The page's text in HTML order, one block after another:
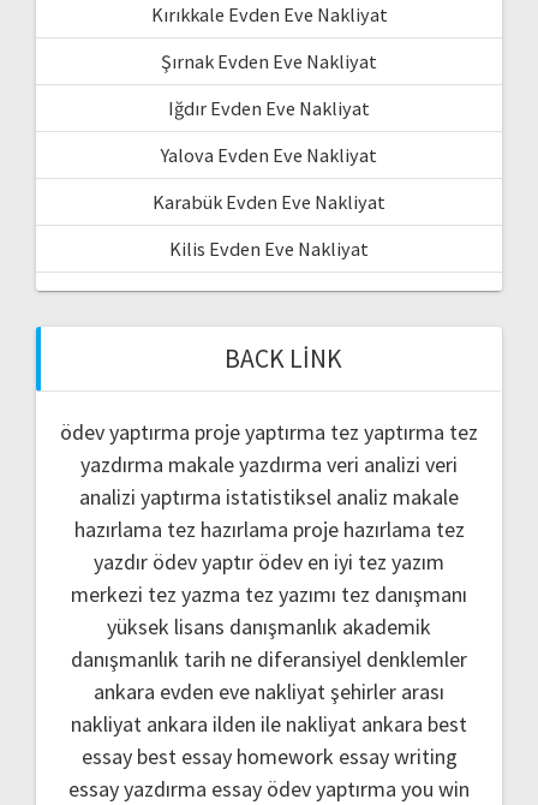
Kırıkkale Evden Eve Nakliyat
Şırnak Evden Eve Nakliyat
Iğdır Evden Eve Nakliyat
Yalova Evden Eve Nakliyat
Karabük Evden Eve Nakliyat
Kilis Evden Eve Nakliyat
BACK LINK
ödev yaptırma proje yaptırma tez yaptırma tez
yazdırma makale yazdırma veri analizi veri
analizi yaptırma istatistiksel analiz makale
hazırlama tez hazırlama proje hazırlama tez
yazdır ödev yaptır ödev en iyi tez yazım
merkezi tez yazma tez yazımı tez danışmanı
yüksek lisans danışmanlık akademik
danışmanlık tarih ne diferansiyel denklemler
ankara evden eve nakliyatşehirler arası
nakliyat ankara ilden ile nakliyat ankara best
essay best essay homework essay writing
essay yazdırma essay ödev yaptırma you win